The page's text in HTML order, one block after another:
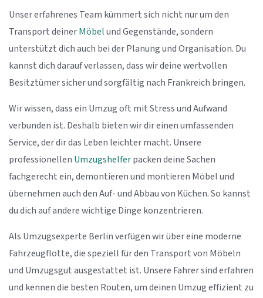
Unser erfahrenes Team kümmert sich nicht nur um den
Transport deinerMöbelund Gegenstände, sondern
unterstützt dich auch bei der Planung und Organisation. Du
kannst dich darauf verlassen, dass wir deine wertvollen
Besitztümer sicher und sorgfältig nach Frankreich bringen.
Wir wissen, dass ein Umzug oft mit Stress und Aufwand
verbunden ist. Deshalb bieten wir dir einen umfassenden
Service, der dir das Leben leichter macht. Unsere
professionellen Umzugshelferpacken deine Sachen
fachgerecht ein, demontieren und montieren Möbel und
übernehmen auch den Auf- und Abbau von Küchen. So kannst
du dich auf andere wichtige Dinge konzentrieren.
Als Umzugsexperte Berlin verfügen wir über eine moderne
Fahrzeugflotte, die speziell für den Transport von Möbeln
und Umzugsgut ausgestattet ist. Unsere Fahrer sind erfahren
und kennen die besten Routen, um deinen Umzug effizient zu